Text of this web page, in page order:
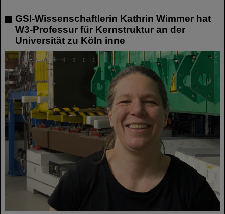
GSI-Wissenschaftlerin Kathrin Wimmer hat
W3-Professur für Kernstruktur an der
Universität zu Köln inne